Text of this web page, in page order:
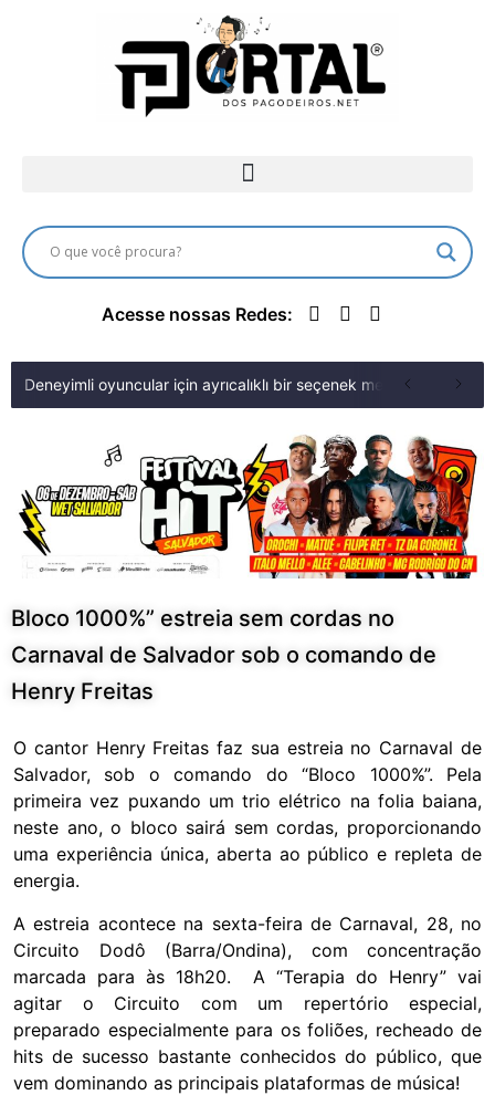
Acesse nossas Redes:
Deneyimli oyuncular için ayrıcalıklı bir seçenek merit king
Bloco 1000%” estreia sem cordas no
Carnaval de Salvador sob o comando de
Henry Freitas
O cantor Henry Freitas faz sua estreia no Carnaval de
Salvador, sob o comando do “Bloco 1000%”. Pela
primeira vez puxando um trio elétrico na folia baiana,
neste ano, o bloco sairá sem cordas, proporcionando
uma experiência única, aberta ao público e repleta de
energia.
A estreia acontece na sexta-feira de Carnaval, 28, no
Circuito Dodô (Barra/Ondina), com concentração
marcada para às 18h20. A “Terapia do Henry” vai
agitar o Circuito com um repertório especial,
preparado especialmente para os foliões, recheado de
hits de sucesso bastante conhecidos do público, que
vem dominando as principais plataformas de música!